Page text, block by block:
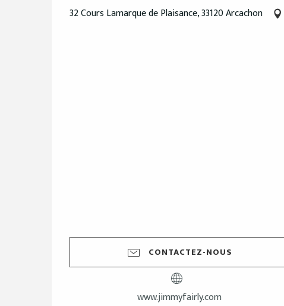
32 Cours Lamarque de Plaisance, 33120 Arcachon
CONTACTEZ-NOUS
www.jimmyfairly.com